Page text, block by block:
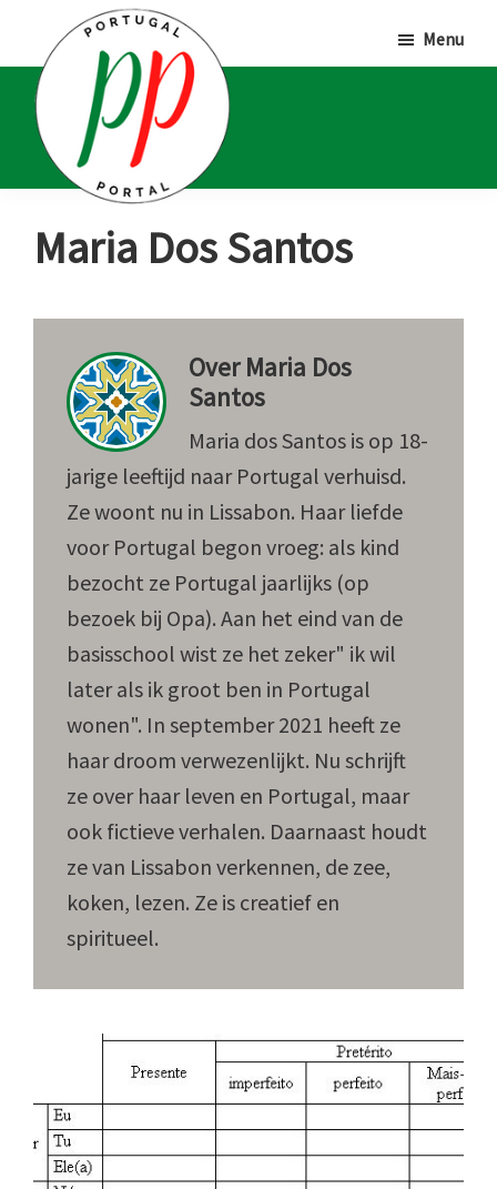
hoofd
inhoud
eerste
sidebar
voettekst
Portal
Portugalliefhebbers
fanaten
Menu
Maria Dos Santos
OverMaria Dos
Santos
Maria dos Santos is op 18-
jarige leeftijd naar Portugal verhuisd.
Ze woont nu in Lissabon. Haar liefde
voor Portugal begon vroeg: als kind
bezocht ze Portugal jaarlijks (op
bezoek bij Opa). Aan het eind van de
basisschool wist ze het zeker" ik wil
later als ik groot ben in Portugal
wonen". In september 2021 heeft ze
haar droom verwezenlijkt. Nu schrijft
ze over haar leven en Portugal, maar
ook fictieve verhalen. Daarnaast houdt
ze van Lissabon verkennen, de zee,
koken, lezen. Ze is creatief en
spiritueel.